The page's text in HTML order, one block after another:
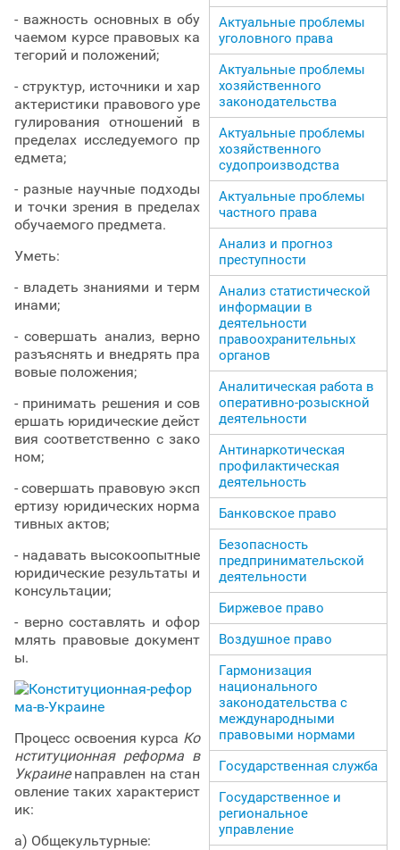
- важность основных в обу
чаемом курсе правовых ка
тегорий и положений;
- структур, источники и хар
актеристики правового уре
гулирования отношений в
пределах исследуемого пр
едмета;
- разные научные подходы
и точки зрения в пределах
обучаемого предмета.
Уметь:
- владеть знаниями и терм
инами;
- совершать анализ, верно
разъяснять и внедрять пра
вовые положения;
- принимать решения и сов
ершать юридические дейст
вия соответственно с зако
ном;
- совершать правовую эксп
ертизу юридических норма
тивных актов;
- надавать высокоопытные
юридические результаты и
консультации;
- верно составлять и офор
млять правовые документ
ы.
Процесс освоения курса Ко
нституционная реформа в
Украиненаправлен на стан
овление таких характерист
ик:
а) Общекультурные:
Актуальные проблемы
уголовного права
Актуальные проблемы
хозяйственного
законодательства
Актуальные проблемы
хозяйственного
судопроизводства
Актуальные проблемы
частного права
Анализ и прогноз
преступности
Анализ статистической
информации в
деятельности
правоохранительных
органов
Аналитическая работа в
оперативно-розыскной
деятельности
Антинаркотическая
профилактическая
деятельность
Банковское право
Безопасность
предпринимательской
деятельности
Биржевое право
Воздушное право
Гармонизация
национального
законодательства с
международными
правовыми нормами
Государственная служба
Государственное и
региональное
управление